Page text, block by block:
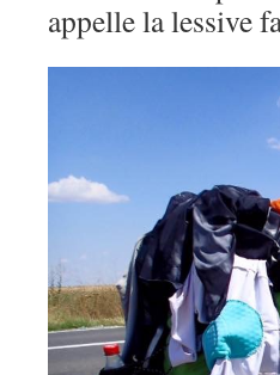
appelle la lessive